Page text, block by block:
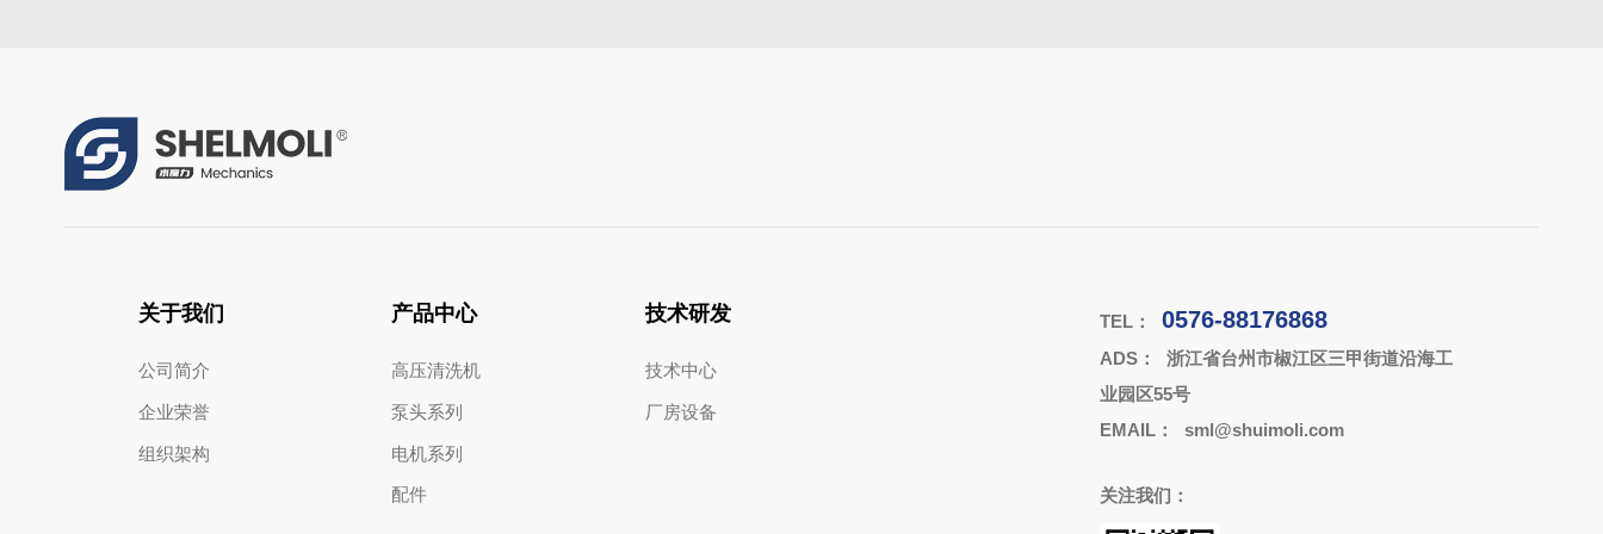
关于我们
公司简介
企业荣誉
组织架构
产品中心
高压清洗机
泵头系列
电机系列
配件
技术研发
技术中心
厂房设备
TEL： 0576-88176868
ADS：
浙江省台州市椒江区三甲街道沿海工
业园区55号
EMAIL：
sml@shuimoli.com
关注我们：